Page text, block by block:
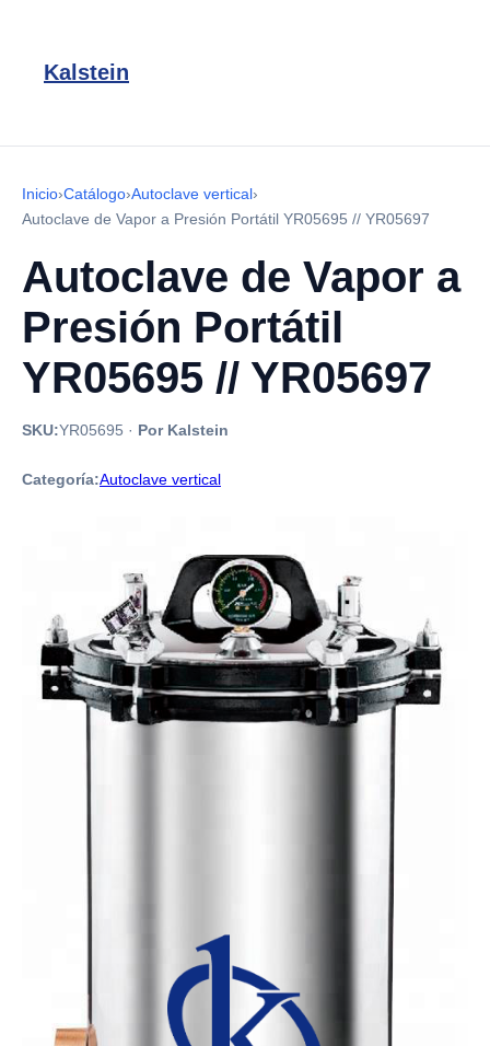
Kalstein
Inicio›Catálogo›Autoclave vertical›
Autoclave de Vapor a Presión Portátil YR05695 // YR05697
Autoclave de Vapor a
Presión Portátil
YR05695 // YR05697
SKU:YR05695 · Por Kalstein
Categoría:Autoclave vertical